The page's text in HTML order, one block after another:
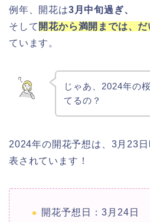
例年、開花は3月中旬過ぎ、
そして 開花から満開までは、
ています。
じゃあ、2024年の
てるの？
2024年の開花予想は、3月23
表されています！
開花予想日：3月24日